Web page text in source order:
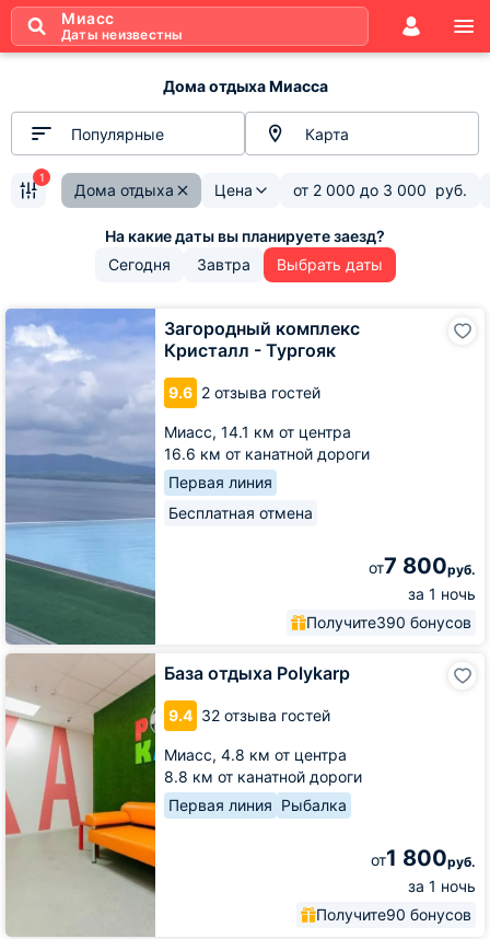
Миасс
Даты неизвестны
Дома отдыха Миасса
Популярные Карта
Дома отдыха Цена от 2 000 до 3 000 руб.
1
Сегодня Завтра Выбрать даты
Загородный комплекс
Кристалл - Тургояк
9.6 2 отзыва гостей
Миасс, 14.1 км от центра
16.6 км от канатной дороги
Первая линия
Бесплатная отмена
от7 800руб.
за 1 ночь
Получите390 бонусов
Загородный
комплекс
Кристалл
Тургояк
База отдыха Polykarp
9.4 32 отзыва гостей
Миасс, 4.8 км от центра
8.8 км от канатной дороги
Первая линия Рыбалка
от1 800руб.
за 1 ночь
Получите90 бонусов
База
отдыха
Polykarp